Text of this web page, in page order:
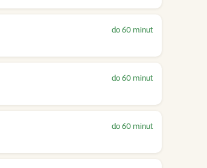
do 60 minut
do 60 minut
do 60 minut